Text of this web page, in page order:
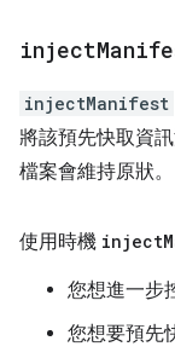
inject
injectManifest
將該預先快取資
檔案會維持原狀。
使用時機 inject
您想進一步
您想要預先